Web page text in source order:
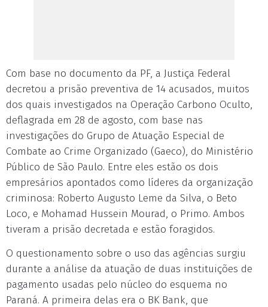
Com base no documento da PF, a Justiça Federal
decretou a prisão preventiva de 14 acusados, muitos
dos quais investigados na Operação Carbono Oculto,
deflagrada em 28 de agosto, com base nas
investigações do Grupo de Atuação Especial de
Combate ao Crime Organizado (Gaeco), do Ministério
Público de São Paulo. Entre eles estão os dois
empresários apontados como líderes da organização
criminosa: Roberto Augusto Leme da Silva, o Beto
Loco, e Mohamad Hussein Mourad, o Primo. Ambos
tiveram a prisão decretada e estão foragidos.
O questionamento sobre o uso das agências surgiu
durante a análise da atuação de duas instituições de
pagamento usadas pelo núcleo do esquema no
Paraná. A primeira delas era o BK Bank, que